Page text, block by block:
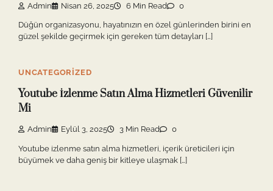
Admin Nisan 26, 2025 6 Min Read 0
Düğün organizasyonu, hayatınızın en özel günlerinden birini en
güzel şekilde geçirmek için gereken tüm detayları […]
UNCATEGORIZED
Youtube İzlenme Satın Alma Hizmetleri Güvenilir
Mi
Admin Eylül 3, 2025 3 Min Read 0
Youtube izlenme satın alma hizmetleri, içerik üreticileri için
büyümek ve daha geniş bir kitleye ulaşmak […]